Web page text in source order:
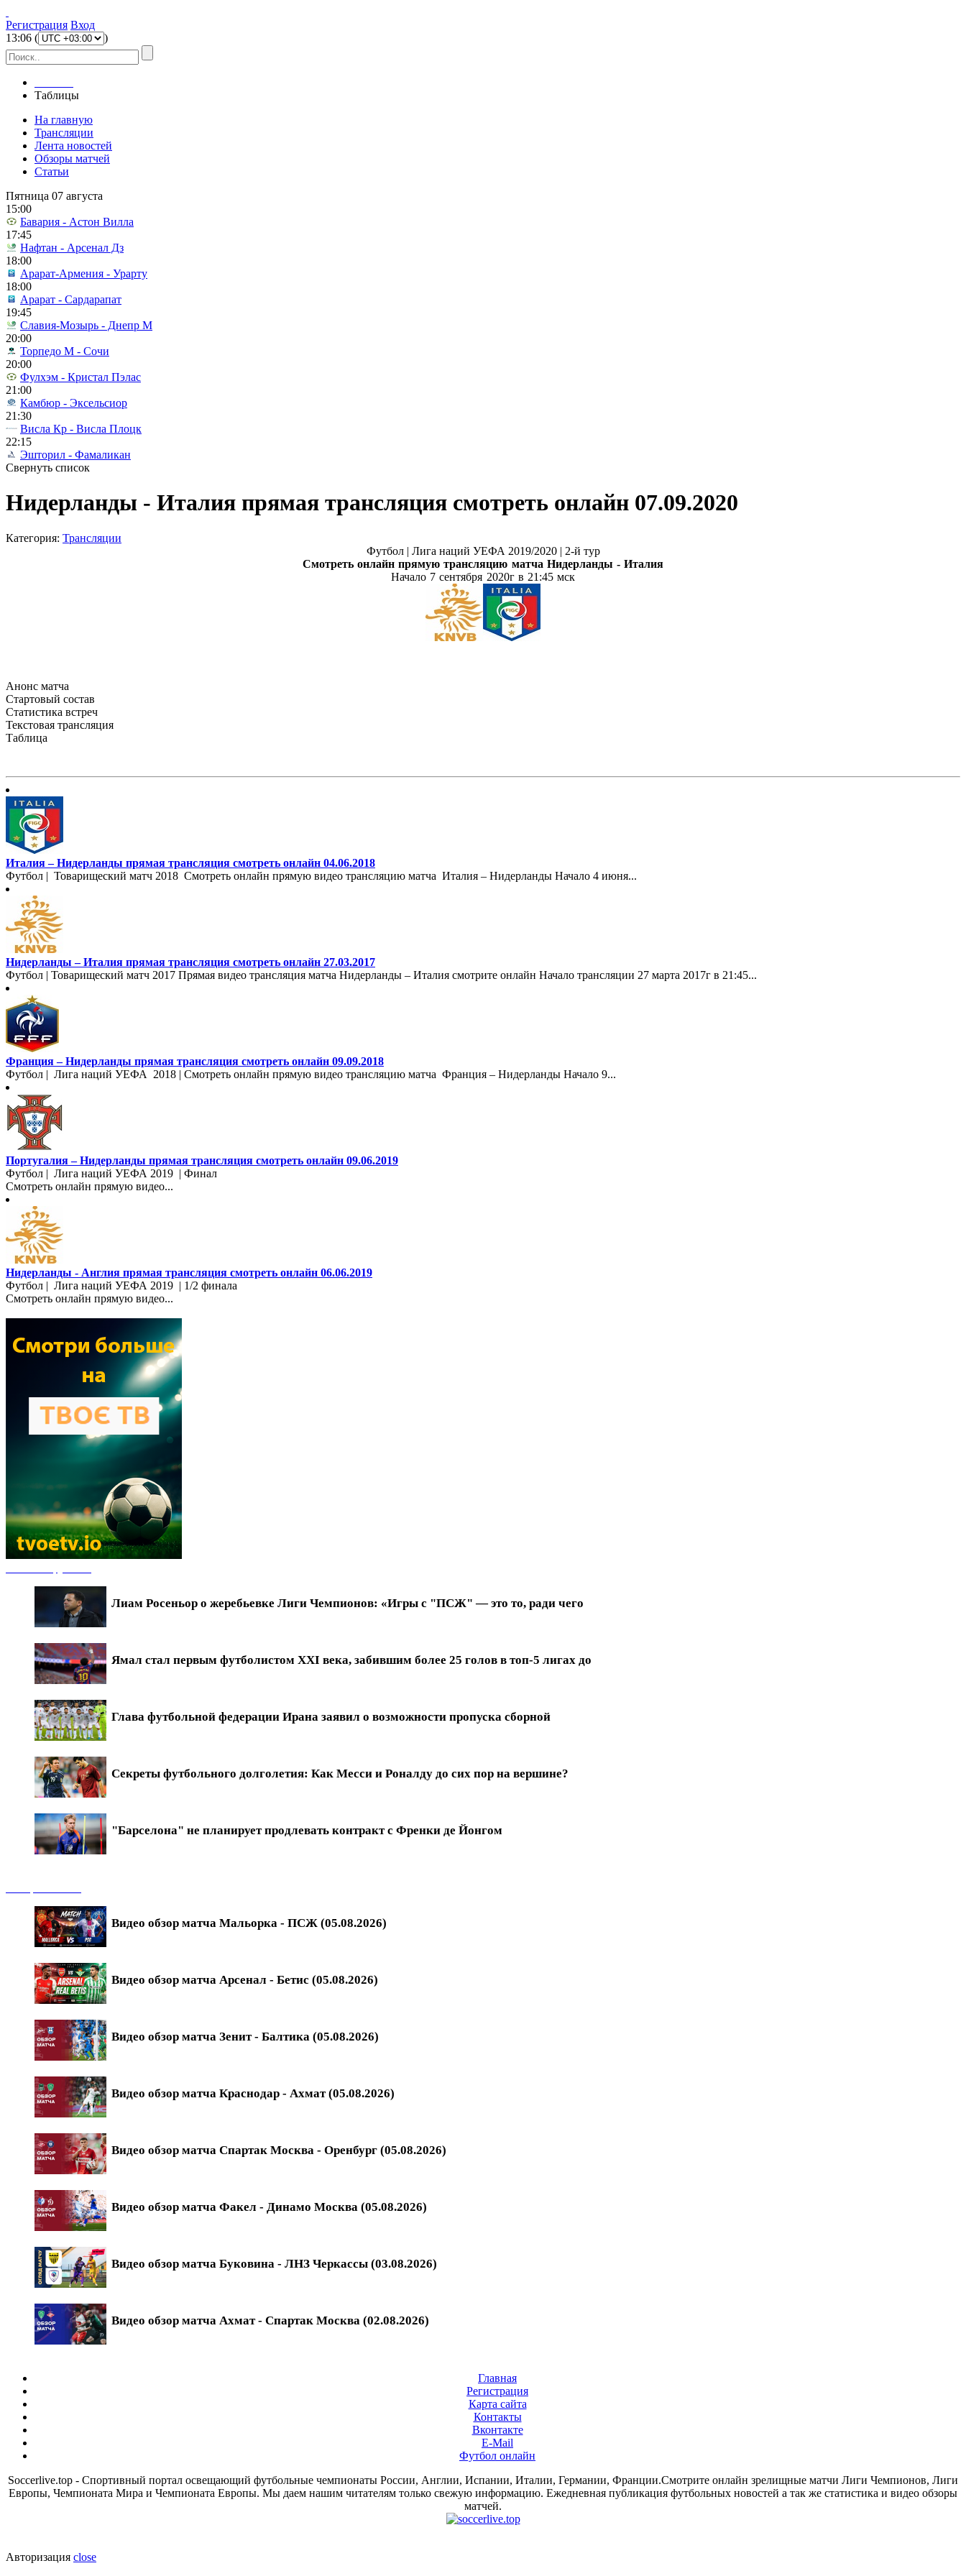
Регистрация Вход
13:06 ( )
Таблицы
На главную
Трансляции
Лента новостей
Обзоры матчей
Статьи
Пятница 07 августа
15:00
Бавария - Астон Вилла
17:45
Нафтан - Арсенал Дз
18:00
Арарат-Армения - Урарту
18:00
Арарат - Сардарапат
19:45
Славия-Мозырь - Днепр М
20:00
Торпедо М - Сочи
20:00
Фулхэм - Кристал Пэлас
21:00
Камбюр - Эксельсиор
21:30
Висла Кр - Висла Плоцк
22:15
Эшторил - Фамаликан
Свернуть список
Нидерланды - Италия прямая трансляция смотреть онлайн 07.09.2020
Категория: Трансляции
Футбол | Лига наций УЕФА 2019/2020 | 2-й тур
Смотреть онлайн прямую трансляцию матча Нидерланды - Италия
Начало 7 сентября 2020г в 21:45 мск
Анонс матча
Стартовый состав
Статистика встреч
Текстовая трансляция
Таблица
Италия – Нидерланды прямая трансляция смотреть онлайн 04.06.2018
Футбол | Товарищеский матч 2018 Смотреть онлайн прямую видео трансляцию матча Италия – Нидерланды Начало 4 июня...
Нидерланды – Италия прямая трансляция смотреть онлайн 27.03.2017
Футбол | Товарищеский матч 2017 Прямая видео трансляция матча Нидерланды – Италия смотрите онлайн Начало трансляции 27 марта 2017г в 21:45...
Франция – Нидерланды прямая трансляция смотреть онлайн 09.09.2018
Футбол | Лига наций УЕФА 2018 | Смотреть онлайн прямую видео трансляцию матча Франция – Нидерланды Начало 9...
Португалия – Нидерланды прямая трансляция смотреть онлайн 09.06.2019
Футбол | Лига наций УЕФА 2019 | Финал
Смотреть онлайн прямую видео...
Нидерланды - Англия прямая трансляция смотреть онлайн 06.06.2019
Футбол | Лига наций УЕФА 2019 | 1/2 финала
Смотреть онлайн прямую видео...
Лиам Росеньор о жеребьевке Лиги Чемпионов: «Игры с "ПСЖ" — это то, ради чего
Ямал стал первым футболистом XXI века, забившим более 25 голов в топ-5 лигах до
Глава футбольной федерации Ирана заявил о возможности пропуска сборной
Секреты футбольного долголетия: Как Месси и Роналду до сих пор на вершине?
"Барселона" не планирует продлевать контракт с Френки де Йонгом
Видео обзор матча Мальорка - ПСЖ (05.08.2026)
Видео обзор матча Арсенал - Бетис (05.08.2026)
Видео обзор матча Зенит - Балтика (05.08.2026)
Видео обзор матча Краснодар - Ахмат (05.08.2026)
Видео обзор матча Спартак Москва - Оренбург (05.08.2026)
Видео обзор матча Факел - Динамо Москва (05.08.2026)
Видео обзор матча Буковина - ЛНЗ Черкассы (03.08.2026)
Видео обзор матча Ахмат - Спартак Москва (02.08.2026)
Главная
Регистрация
Карта сайта
Контакты
Вконтакте
E-Mail
Футбол онлайн
Soccerlive.top - Спортивный портал освещающий футбольные чемпионаты России, Англии, Испании, Италии, Германии, Франции.Смотрите онлайн зрелищные матчи Лиги Чемпионов, Лиги
Европы, Чемпионата Мира и Чемпионата Европы. Мы даем нашим читателям только свежую информацию. Ежедневная публикация футбольных новостей а так же статистика и видео обзоры
матчей.
Авторизация close